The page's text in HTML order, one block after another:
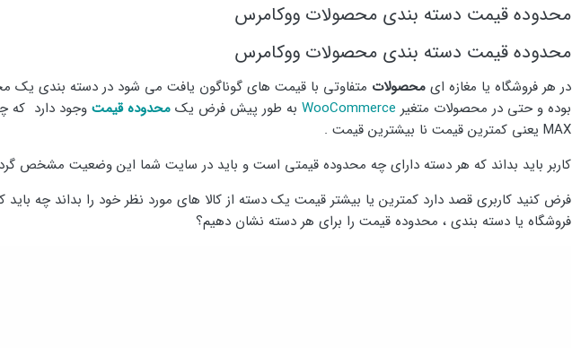
محدوده قیمت دسته بندی محصولات ووکامرس
محدوده قیمت دسته بندی محصولات ووکامرس
در هر فروشگاه یا مغازه ای محصولات متفاوتی با قیمت های گوناگون یافت می شود در دسته بندی یک
بوده و حتی در محصولات متغیر WooCommerce به طور پیش فرض یک محدوده قیمت
MAX یعنی کمترین قیمت نا بیشترین قیمت .
کاربر باید بداند که هر دسته دارای چه محدوده قیمتی است و باید در سایت شما این وضعیت مشخص
فرض کنید کاربری قصد دارد کمترین یا بیشتر قیمت یک دسته از کالا های مورد نظر خود را بداند چه
فروشگاه یا دسته بندی ، محدوده قیمت را برای هر دسته نشان دهیم؟